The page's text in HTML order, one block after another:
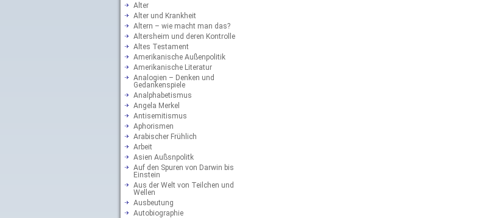
Alter
Alter und Krankheit
Altern – wie macht man das?
Altersheim und deren Kontrolle
Altes Testament
Amerikanische Außenpolitik
Amerikanische Literatur
Analogien – Denken und
Gedankenspiele
Analphabetismus
Angela Merkel
Antisemitismus
Aphorismen
Arabischer Frühlich
Arbeit
Asien Außsnpolitk
Auf den Spuren von Darwin bis
Einstein
Aus der Welt von Teilchen und
Wellen
Ausbeutung
Autobiographie